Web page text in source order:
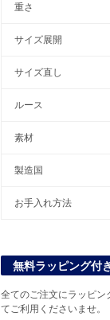
重さ
サイズ展開
サイズ直し
ルース
素材
製造国
お手入れ方法
無料ラッピング付
全てのご注文にラッピン
てご利用くださいませ。